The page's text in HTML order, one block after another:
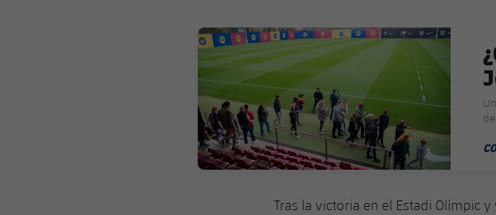
FC Barcelona club badge
Tras la victoria en el Estadi Olímpic